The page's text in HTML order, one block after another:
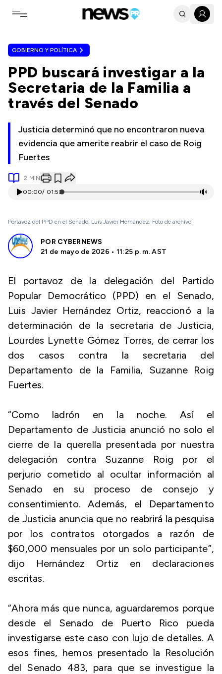
Toggle navigation menu
GOBIERNO Y POLÍTICA
PPD buscará investigar a la
Secretaria de la Familia a
través del Senado
Justicia determinó que no encontraron nueva
evidencia que amerite reabrir el caso de Roig
Fuertes
2 MIN
00:00/ 01:53
Portavoz del PPD en el Senado, Luis Javier Hernández. Foto de archivo
POR CYBERNEWS
21 de mayo de 2026 • 11:25 p. m. AST
El portavoz de la delegación del Partido
Popular Democrático (PPD) en el Senado,
Luis Javier Hernández Ortiz, reaccionó a la
determinación de la secretaria de Justicia,
Lourdes Lynette Gómez Torres, de cerrar los
dos casos contra la secretaria del
Departamento de la Familia, Suzanne Roig
Fuertes.
“Como ladrón en la noche. Así el
Departamento de Justicia anunció no solo el
cierre de la querella presentada por nuestra
delegación contra Suzanne Roig por el
perjurio cometido al ocultar información al
Senado en su proceso de consejo y
consentimiento. Además, el Departamento
de Justicia anuncia que no reabrirá la pesquisa
por los contratos otorgados a razón de
$60,000 mensuales por un solo participante”,
dijo Hernández Ortiz en declaraciones
escritas.
“Ahora más que nunca, aguardaremos porque
desde el Senado de Puerto Rico pueda
investigarse este caso con lujo de detalles. A
esos fines, hemos presentado la Resolución
del Senado 483, para que se investigue la